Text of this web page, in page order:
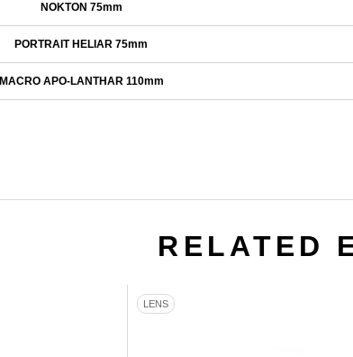
NOKTON 75mm
PORTRAIT HELIAR 75mm
MACRO APO-LANTHAR 110mm
RELATED
LENS